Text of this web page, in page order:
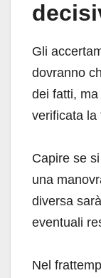
Gli
dovranno
dei fatti,
verificata la
Capire se
una
diversa
eventuali
Nel